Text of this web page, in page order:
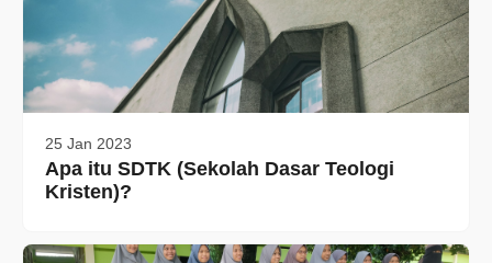
25 Jan 2023
Apa itu SDTK (Sekolah Dasar Teologi
Kristen)?